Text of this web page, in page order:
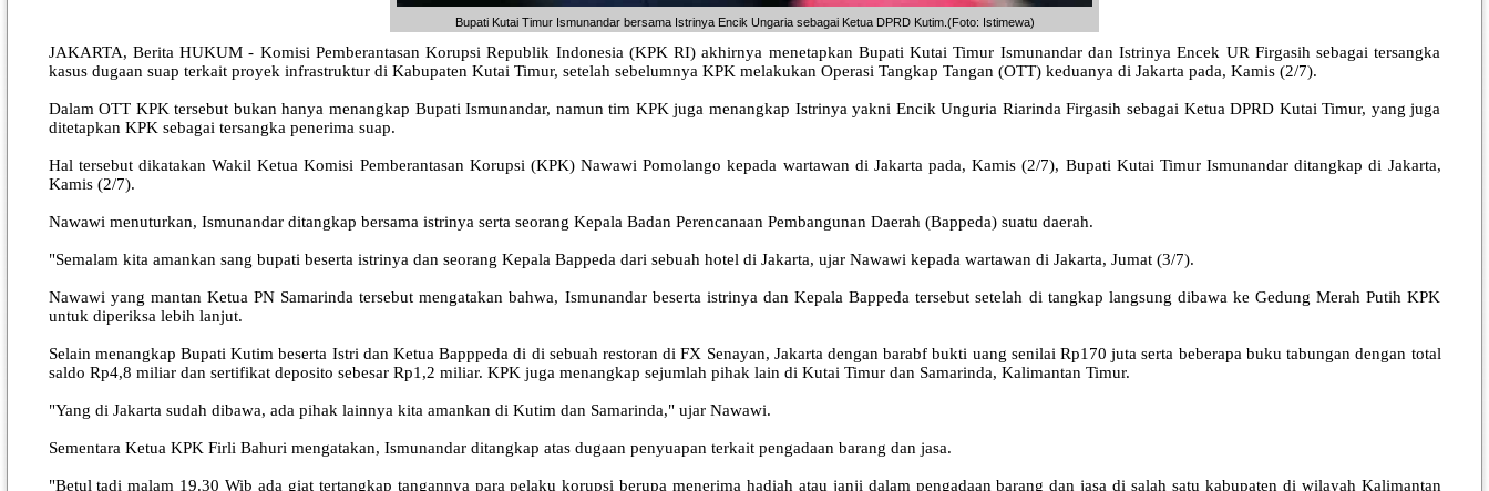
Bupati Kutai Timur Ismunandar bersama Istrinya Encik Ungaria sebagai Ketua DPRD Kutim.(Foto: Istimewa)
JAKARTA, Berita HUKUM - Komisi Pemberantasan Korupsi Republik Indonesia (KPK RI) akhirnya menetapkan Bupati Kutai Timur Ismunandar dan Istrinya Encek UR Firgasih sebagai tersangka
kasus dugaan suap terkait proyek infrastruktur di Kabupaten Kutai Timur, setelah sebelumnya KPK melakukan Operasi Tangkap Tangan (OTT) keduanya di Jakarta pada, Kamis (2/7).
Dalam OTT KPK tersebut bukan hanya menangkap Bupati Ismunandar, namun tim KPK juga menangkap Istrinya yakni Encik Unguria Riarinda Firgasih sebagai Ketua DPRD Kutai Timur, yang juga
ditetapkan KPK sebagai tersangka penerima suap.
Hal tersebut dikatakan Wakil Ketua Komisi Pemberantasan Korupsi (KPK) Nawawi Pomolango kepada wartawan di Jakarta pada, Kamis (2/7), Bupati Kutai Timur Ismunandar ditangkap di Jakarta,
Kamis (2/7).
Nawawi menuturkan, Ismunandar ditangkap bersama istrinya serta seorang Kepala Badan Perencanaan Pembangunan Daerah (Bappeda) suatu daerah.
"Semalam kita amankan sang bupati beserta istrinya dan seorang Kepala Bappeda dari sebuah hotel di Jakarta, ujar Nawawi kepada wartawan di Jakarta, Jumat (3/7).
Nawawi yang mantan Ketua PN Samarinda tersebut mengatakan bahwa, Ismunandar beserta istrinya dan Kepala Bappeda tersebut setelah di tangkap langsung dibawa ke Gedung Merah Putih KPK
untuk diperiksa lebih lanjut.
Selain menangkap Bupati Kutim beserta Istri dan Ketua Bapppeda di di sebuah restoran di FX Senayan, Jakarta dengan barabf bukti uang senilai Rp170 juta serta beberapa buku tabungan dengan total
saldo Rp4,8 miliar dan sertifikat deposito sebesar Rp1,2 miliar. KPK juga menangkap sejumlah pihak lain di Kutai Timur dan Samarinda, Kalimantan Timur.
"Yang di Jakarta sudah dibawa, ada pihak lainnya kita amankan di Kutim dan Samarinda," ujar Nawawi.
Sementara Ketua KPK Firli Bahuri mengatakan, Ismunandar ditangkap atas dugaan penyuapan terkait pengadaan barang dan jasa.
"Betul tadi malam 19.30 Wib ada giat tertangkap tangannya para pelaku korupsi berupa menerima hadiah atau janji dalam pengadaan barang dan jasa di salah satu kabupaten di wilayah Kalimantan